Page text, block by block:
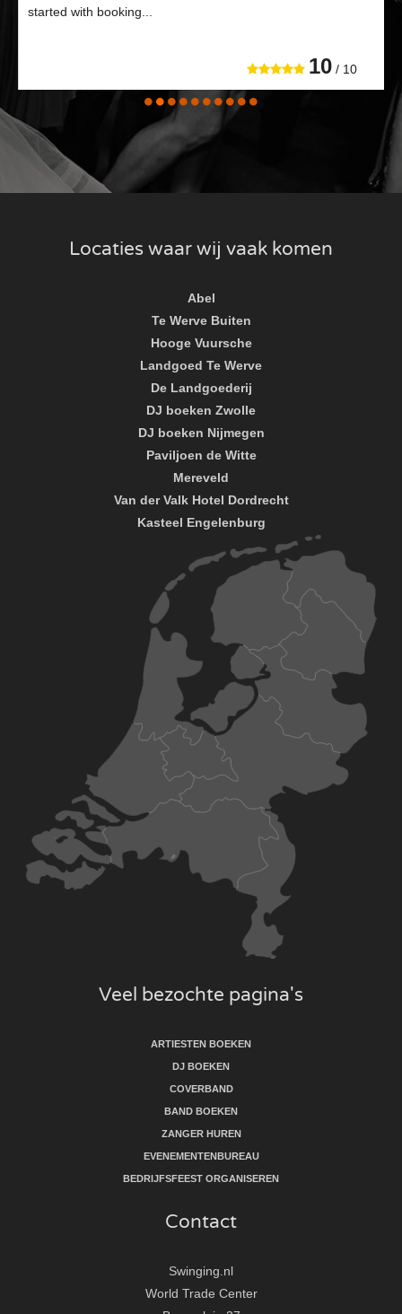
started with booking...
10 / 10
Locaties waar wij vaak komen
Abel
Te Werve Buiten
Hooge Vuursche
Landgoed Te Werve
De Landgoederij
DJ boeken Zwolle
DJ boeken Nijmegen
Paviljoen de Witte
Mereveld
Van der Valk Hotel Dordrecht
Kasteel Engelenburg
Veel bezochte pagina's
ARTIESTEN BOEKEN
DJ BOEKEN
COVERBAND
BAND BOEKEN
ZANGER HUREN
EVENEMENTENBUREAU
BEDRIJFSFEEST ORGANISEREN
Contact
Swinging.nl
World Trade Center